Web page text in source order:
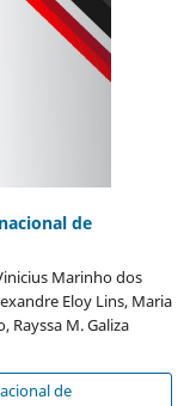
de
Marinho dos
Eloy Lins, Maria
Rayssa M. Galiza
de